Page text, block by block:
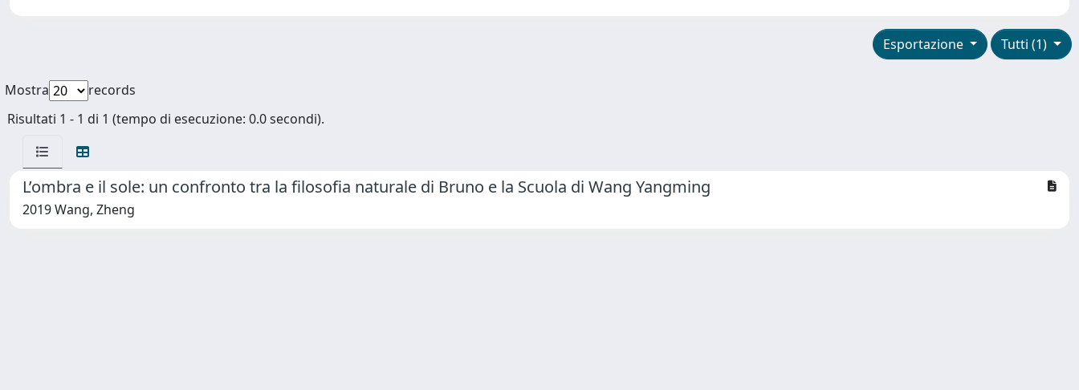
Tutti (1)
Esportazione
Mostra
records
Risultati 1 - 1 di 1 (tempo di esecuzione: 0.0 secondi).
L’ombra e il sole: un confronto tra la filosofia naturale di Bruno e la Scuola di Wang Yangming
2019 Wang, Zheng